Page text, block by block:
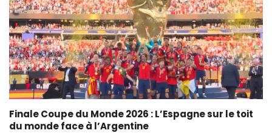
Finale Coupe du Monde 2026 : L’Espagne sur le toit
du monde face à l’Argentine